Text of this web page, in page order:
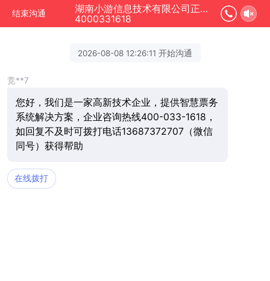
结束沟通
湖南小游信息技术有限公司正在为您服务
4000331618
2026-08-08 12:26:11 开始沟通
竞**7
您好，我们是一家高新技术企业，提供智慧票务
系统解决方案，企业咨询热线400-033-1618，
如回复不及时可拨打电话13687372707（微信
同号）获得帮助
在线拨打